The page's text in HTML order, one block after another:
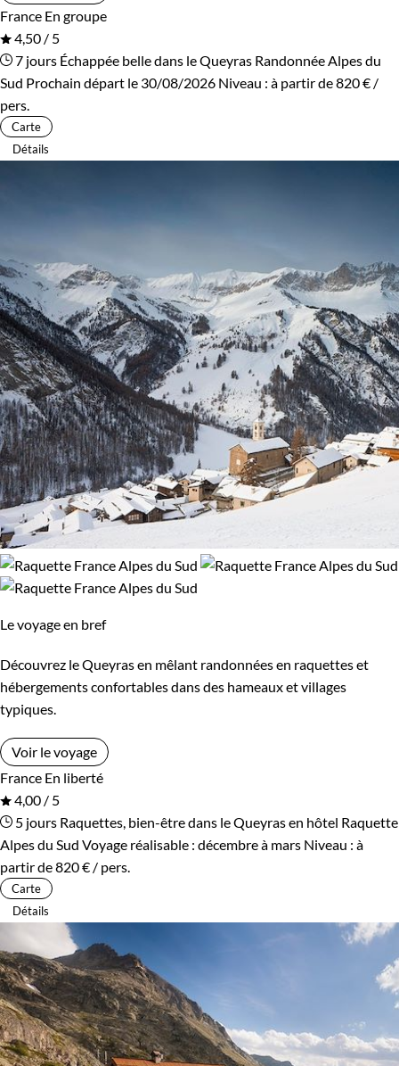
France En groupe
4,50 / 5
7 jours Échappée belle dans le Queyras Randonnée Alpes du
Sud Prochain départ le 30/08/2026 Niveau : à partir de820 € /
pers.
Carte
Détails
Le voyage en bref
Découvrez le Queyras en mêlant randonnées en raquettes et
hébergements confortables dans des hameaux et villages
typiques.
Voir le voyage
France En liberté
4,00 / 5
5 jours Raquettes, bien-être dans le Queyras en hôtel Raquette
Alpes du Sud Voyage réalisable : décembre à mars Niveau : à
partir de820 € / pers.
Carte
Détails